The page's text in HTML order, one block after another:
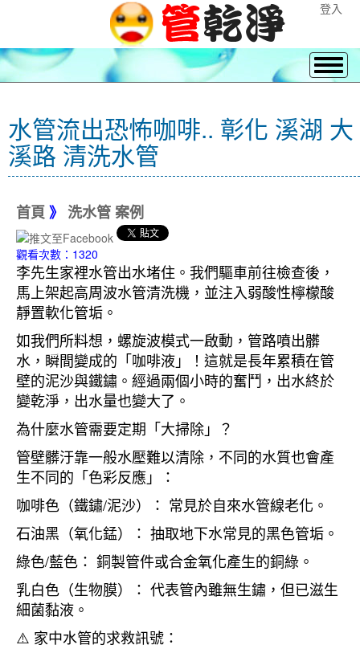
登入
水管流出恐怖咖啡.. 彰化 溪湖 大
溪路 清洗水管
首頁 》 洗水管 案例
觀看次數：1320
李先生家裡水管出水堵住。我們驅車前往檢查後，
馬上架起高周波水管清洗機，並注入弱酸性檸檬酸
靜置軟化管垢。
如我們所料想，螺旋波模式一啟動，管路噴出髒
水，瞬間變成的「咖啡液」！這就是長年累積在管
壁的泥沙與鐵鏽。經過兩個小時的奮鬥，出水終於
變乾淨，出水量也變大了。
為什麼水管需要定期「大掃除」？
管壁髒汙靠一般水壓難以清除，不同的水質也會產
生不同的「色彩反應」：
咖啡色（鐵鏽/泥沙）： 常見於自來水管線老化。
石油黑（氧化錳）： 抽取地下水常見的黑色管垢。
綠色/藍色： 銅製管件或合金氧化產生的銅綠。
乳白色（生物膜）： 代表管內雖無生鏽，但已滋生
細菌黏液。
⚠️ 家中水管的求救訊號：